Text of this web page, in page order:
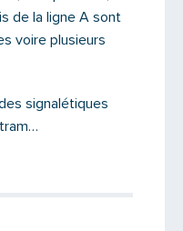
de la ligne A sont
voire plusieurs
signalétiques